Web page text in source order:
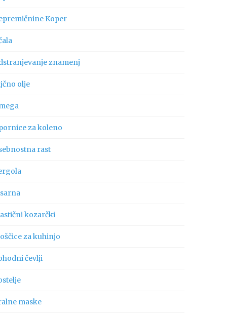
Koper
znamenj
olje
za koleno
rast
kozarčki
za kuhinjo
čevlji
maske